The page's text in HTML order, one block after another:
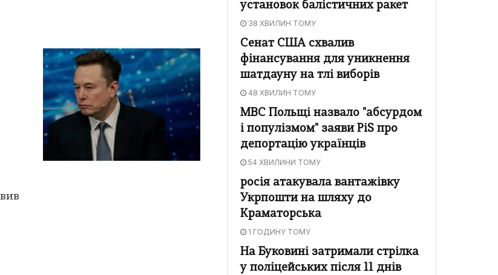
установок балістичних ракет
38 ХВИЛИН ТОМУ
Сенат США схвалив
фінансування для уникнення
шатдауну на тлі виборів
48 ХВИЛИН ТОМУ
МВС Польщі назвало "абсурдом
і популізмом" заяви PiS про
депортацію українців
54 ХВИЛИНИ ТОМУ
росія атакувала вантажівку
Укрпошти на шляху до
Краматорська
1 ГОДИНУ ТОМУ
На Буковині затримали стрілка
у поліцейських після 11 днів